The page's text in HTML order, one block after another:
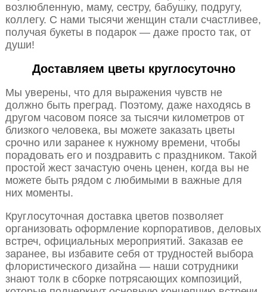
возлюбленную, маму, сестру, бабушку, подругу,
коллегу. С нами тысячи женщин стали счастливее,
получая букеты в подарок — даже просто так, от
души!
Доставляем цветы круглосуточно
Мы уверены, что для выражения чувств не
должно быть преград. Поэтому, даже находясь в
другом часовом поясе за тысячи километров от
близкого человека, вы можете заказать цветы
срочно или заранее к нужному времени, чтобы
порадовать его и поздравить с праздником. Такой
простой жест зачастую очень ценен, когда вы не
можете быть рядом с любимыми в важные для
них моменты.
Круглосуточная доставка цветов позволяет
организовать оформление корпоративов, деловых
встреч, официальных мероприятий. Заказав ее
заранее, вы избавите себя от трудностей выбора
флористического дизайна — наши сотрудники
знают толк в сборке потрясающих композиций,